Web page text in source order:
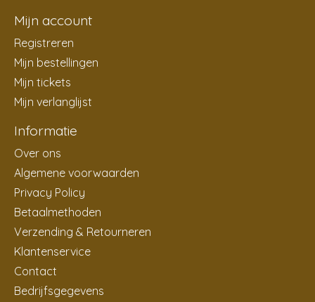
Mijn account
Registreren
Mijn bestellingen
Mijn tickets
Mijn verlanglijst
Informatie
Over ons
Algemene voorwaarden
Privacy Policy
Betaalmethoden
Verzending & Retourneren
Klantenservice
Contact
Bedrijfsgegevens